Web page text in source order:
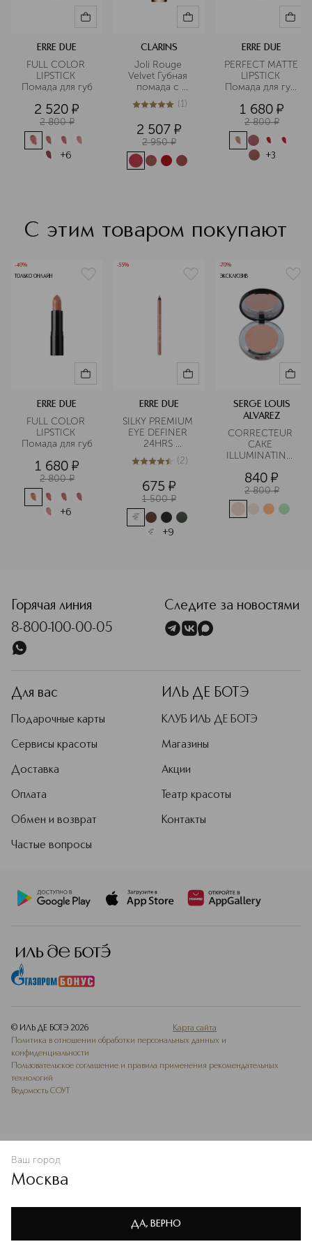
Политике конфиденциальности
ERRE DUE
FULL COLOR
LIPSTICK
Помада для губ
2 520 ¤
2 800 ¤
+6
CLARINS
Joli Rouge
Velvet Губная
помада с
матовым
эффектом
5из 51 (1)
2 507 ¤
2 950 ¤
ERRE DUE
PERFECT MATTE
LIPSTICK
Помада для губ
1 680 ¤
2 800 ¤
+3
С этим товаром покупают
-40%
ТОЛЬКО ОНЛАЙН
ERRE DUE
FULL COLOR
LIPSTICK
Помада для губ
1 680 ¤
2 800 ¤
+6
-55%
ERRE DUE
SILKY PREMIUM
EYE DEFINER
24HRS
Карандаш для
глаз стойкий
4.5из52 (2)
675 ¤
1 500 ¤
+9
-70%
ЭКСКЛЮЗИВ
SERGE LOUIS
ALVAREZ
CORRECTEUR
CAKE
ILLUMINATING
лица
840 ¤
2 800 ¤
В КОРЗИНУ
Горячая линия
8-800-100-00-05
Следите за новостями
Для вас
Подарочные карты
Сервисы красоты
Доставка
Оплата
Обмен и возврат
Частые вопросы
ИЛЬ ДЕ БОТЭ
КЛУБ ИЛЬ ДЕ БОТЭ
Магазины
Акции
Театр красоты
Контакты
© ИЛЬ ДЕ БОТЭ 2026
Карта сайта
Политика в отношении обработки персональных данных и
конфиденциальности
Пользовательское соглашение и правила применения рекомендательных
технологий
Ведомость СОУТ
Ваш город
Москва
ДА, ВЕРНО